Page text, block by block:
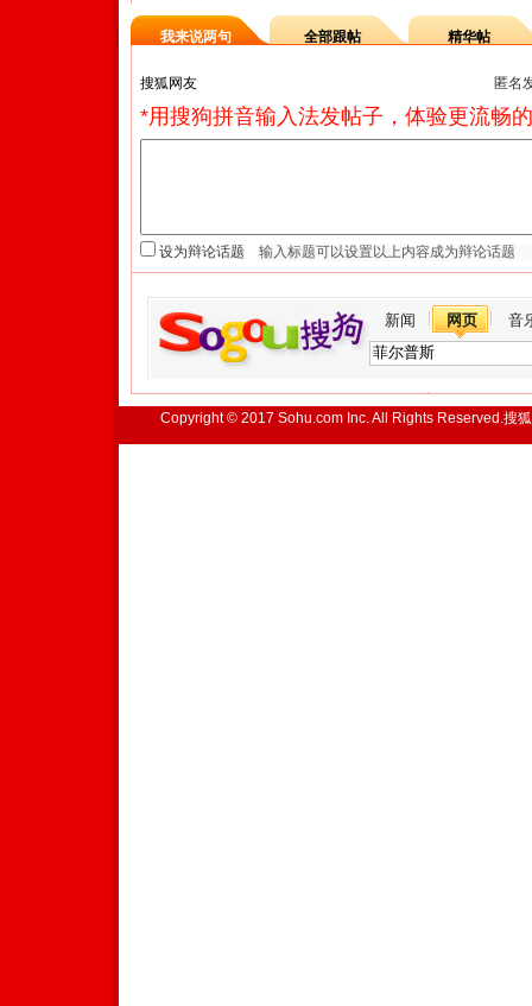
我来说两句 全部跟帖 精华帖
匿名
*用搜狗拼音输入法发帖子，体验更流畅
设为辩论话题
新闻 网页 音
Copyright © 2017 Sohu.com Inc. All Rights Reserved.搜